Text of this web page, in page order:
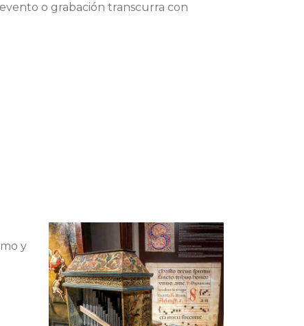
o grabación transcurra con
y